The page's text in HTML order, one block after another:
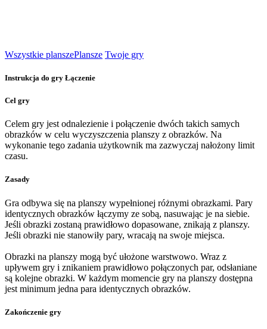
Wszystkie planszePlansze Twoje gry
Instrukcja do gry Łączenie
Cel gry
Celem gry jest odnalezienie i połączenie dwóch takich samych
obrazków w celu wyczyszczenia planszy z obrazków. Na
wykonanie tego zadania użytkownik ma zazwyczaj nałożony limit
czasu.
Zasady
Gra odbywa się na planszy wypełnionej różnymi obrazkami. Pary
identycznych obrazków łączymy ze sobą, nasuwając je na siebie.
Jeśli obrazki zostaną prawidłowo dopasowane, znikają z planszy.
Jeśli obrazki nie stanowiły pary, wracają na swoje miejsca.
Obrazki na planszy mogą być ułożone warstwowo. Wraz z
upływem gry i znikaniem prawidłowo połączonych par, odsłaniane
są kolejne obrazki. W każdym momencie gry na planszy dostępna
jest minimum jedna para identycznych obrazków.
Zakończenie gry